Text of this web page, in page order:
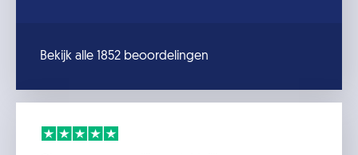
Bekijk alle 1852 beoordelingen